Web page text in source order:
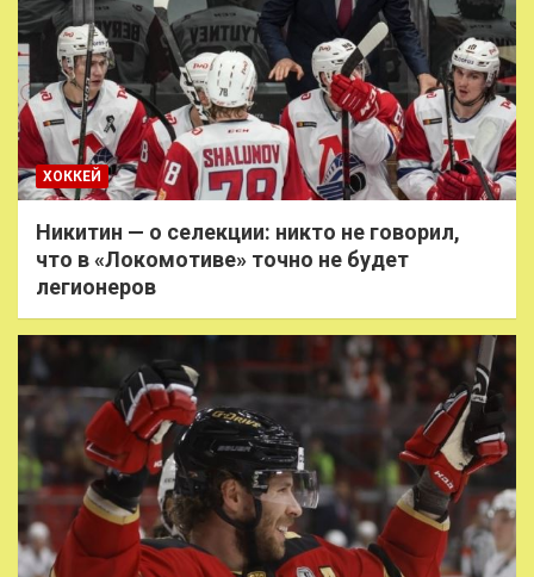
ХОККЕЙ
Никитин — о селекции: никто не говорил,
что в «Локомотиве» точно не будет
легионеров